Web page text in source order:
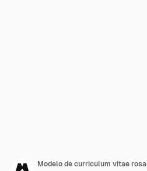
Modelo de curriculum vitae rosa